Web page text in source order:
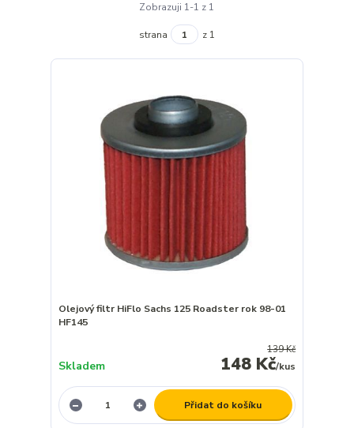
Zobrazuji 1-1 z 1
strana z 1
Olejový filtr HiFlo Sachs 125 Roadster rok 98-01
HF145
139 Kč
148 Kč/kus
Skladem
Přidat do košíku